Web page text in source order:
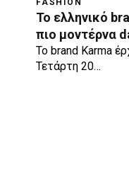
To ελληνικό
πιο μοντέρνα
To brand Karma
Τετάρτη 20…